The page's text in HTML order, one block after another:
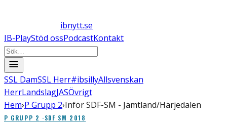
ibnytt.se
IB-PlayStöd ossPodcastKontakt
SSL DamSSL Herr#ibsillyAllsvenskan
HerrLandslagJASÖvrigt
Hem›P Grupp 2›Inför SDF-SM - Jämtland/Härjedalen
P GRUPP 2 ·SDF SM 2018